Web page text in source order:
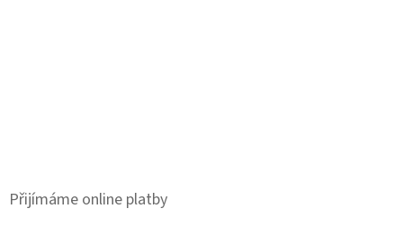
Přijímáme online platby